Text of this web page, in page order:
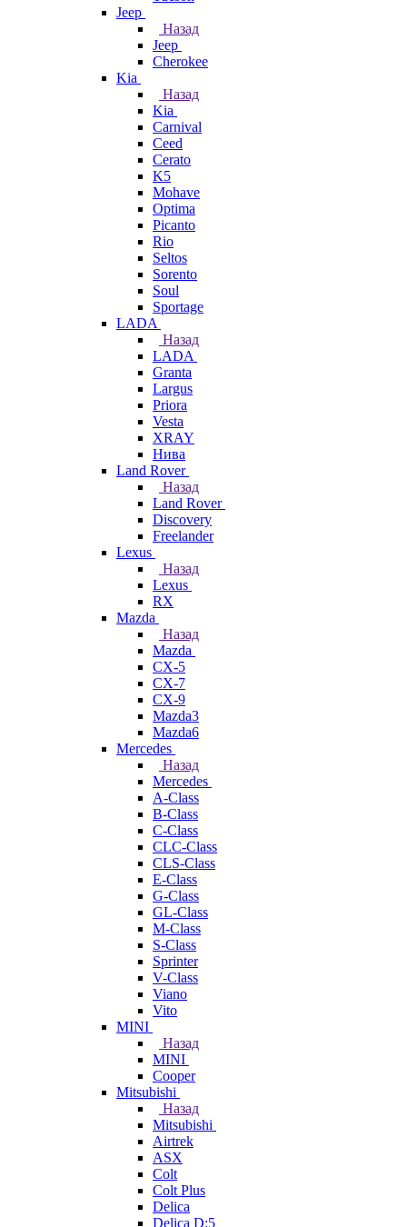
Jeep
Назад
Jeep
Cherokee
Kia
Назад
Kia
Carnival
Ceed
Cerato
K5
Mohave
Optima
Picanto
Rio
Seltos
Sorento
Soul
Sportage
LADA
Назад
LADA
Granta
Largus
Priora
Vesta
XRAY
Нива
Land Rover
Назад
Land Rover
Discovery
Freelander
Lexus
Назад
Lexus
RX
Mazda
Назад
Mazda
CX-5
CX-7
CX-9
Mazda3
Mazda6
Mercedes
Назад
Mercedes
A-Class
B-Class
C-Class
CLC-Class
CLS-Class
E-Class
G-Class
GL-Class
M-Class
S-Class
Sprinter
V-Class
Viano
Vito
MINI
Назад
MINI
Cooper
Mitsubishi
Назад
Mitsubishi
Airtrek
ASX
Colt
Colt Plus
Delica
Delica D:5